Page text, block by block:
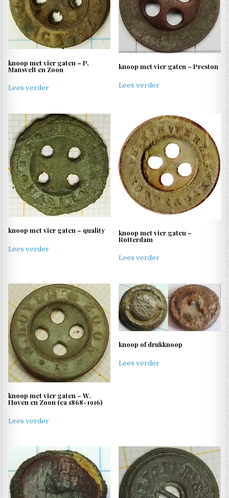
knoop met vier gaten – P.
Mansvelt en Zoon
Lees verder
knoop met vier gaten – Preston
Lees verder
knoop met vier gaten – quality
Lees verder
knoop met vier gaten –
Rotterdam
Lees verder
knoop met vier gaten – W.
Hoven en Zoon (ca 1868-1916)
Lees verder
knoop of drukknoop
Lees verder